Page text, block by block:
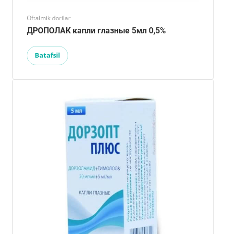
Oftalmik dorilar
ДРОПОЛАК капли глазные 5мл 0,5%
Batafsil